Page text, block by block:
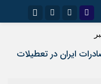
ایتاایران در تعطیلات